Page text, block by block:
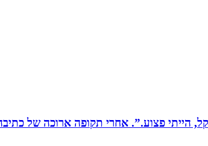
פצוע.”. אחרי תקופה ארוכה של